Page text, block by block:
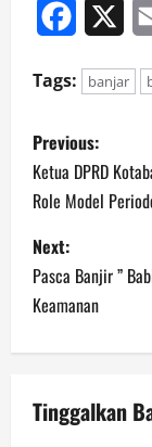
Tags: banjar
P
o
s
t
n
a
v
Previous:
Ketua DPRD
Role Model
Next:
Pasca Banjir ”
Keamanan
Tinggalkan